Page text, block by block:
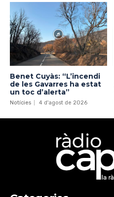
Benet Cuyàs: “L’incendi
de les Gavarres ha estat
un toc d’alerta”
Notícies 4 d'agost de 2026